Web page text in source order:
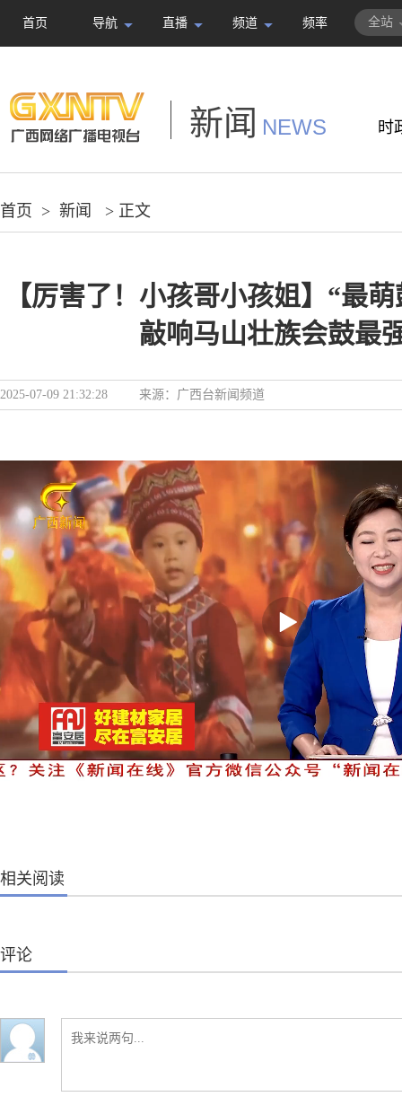
首页 导航 直播 频道 频率 全站
新闻 NEWS 时
首页 > 新闻 > 正文
【厉害了！小孩哥小孩姐】“最
敲响马山壮族会鼓最
2025-07-09 21:32:28 来源： 广西台新闻频道
相关阅读
评论